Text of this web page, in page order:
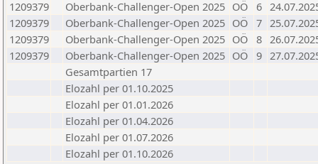
1209379
Oberbank-Challenger-Open 2025 OÖ 6
1209379
Oberbank-Challenger-Open 2025 OÖ 7
1209379
Oberbank-Challenger-Open 2025 OÖ 8
1209379
Oberbank-Challenger-Open 2025 OÖ 9
Gesamtpartien 17
Elozahl per 01.10.2025
Elozahl per 01.01.2026
Elozahl per 01.04.2026
Elozahl per 01.07.2026
Elozahl per 01.10.2026